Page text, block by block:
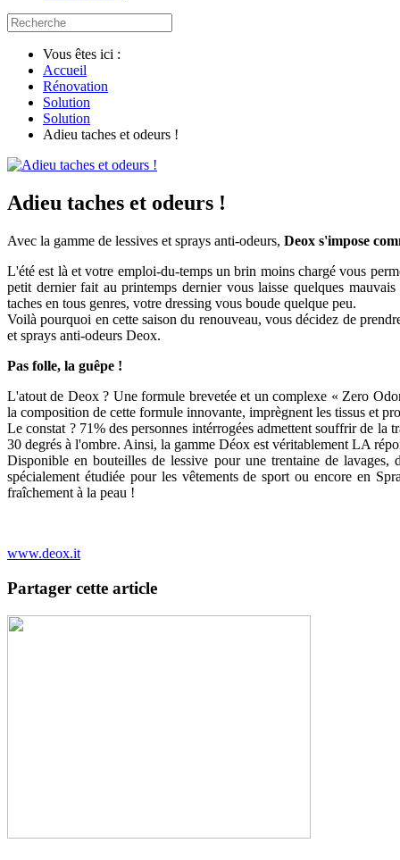
Vous êtes ici :
Accueil
Rénovation
Solution
Solution
Adieu taches et odeurs !
Adieu taches et odeurs !
Avec la gamme de lessives et sprays anti-odeurs, Deox s'impose
L'été est là et votre emploi-du-temps un brin moins chargé vous
petit dernier fait au printemps dernier vous laisse quelques
taches en tous genres, votre dressing vous boude quelque peu.
Voilà pourquoi en cette saison du renouveau, vous décidez de
et sprays anti-odeurs Deox.
Pas folle, la guêpe !
L'atout de Deox ? Une formule brevetée et un complexe « Zero
la composition de cette formule innovante, imprègnent les tissus et
Le constat ? 71% des personnes intérrogées admettent souffrir de
30 degrés à l'ombre. Ainsi, la gamme Déox est véritablement LA
Disponible en bouteilles de lessive pour une trentaine de
spécialement étudiée pour les vêtements de sport ou encore en
fraîchement à la peau !
www.deox.it
Partager cette article